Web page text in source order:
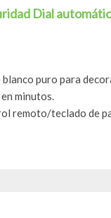
Dial
puro para
minutos.
remoto/teclado de